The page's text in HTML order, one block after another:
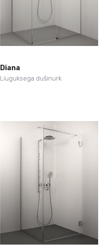
Diana
Liuguksega dušinurk